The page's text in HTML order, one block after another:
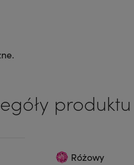
produktu
Różowy